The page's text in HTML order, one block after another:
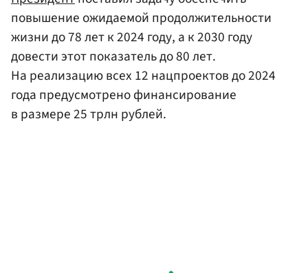
повышение ожидаемой продолжительности
жизни до 78 лет к 2024 году, а к 2030 году
довести этот показатель до 80 лет.
На реализацию всех 12 нацпроектов до 2024
года предусмотрено финансирование
в размере 25 трлн рублей.